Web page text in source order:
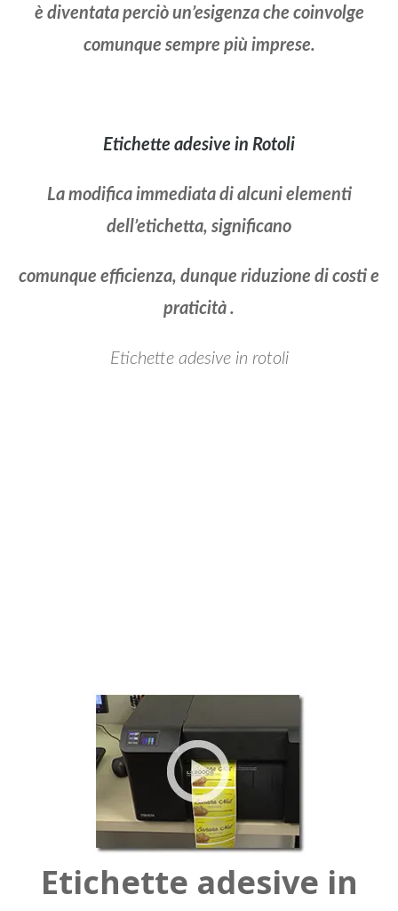
è diventata perciò un’esigenza che coinvolge
comunque sempre più imprese.
Etichette adesive in Rotoli
La modifica immediata di alcuni elementi
dell’etichetta, significano
comunque efficienza, dunque riduzione di costi e
praticità .
Etichette adesive in rotoli
Etichette adesive in